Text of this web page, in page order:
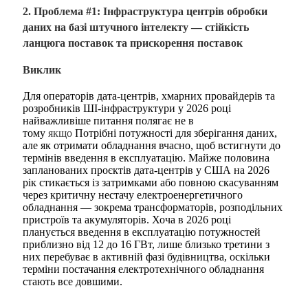
2. Проблема #1: Інфраструктура центрів обробки
даних на базі штучного інтелекту — стійкість
ланцюга поставок та прискорення поставок
Виклик
Для операторів дата-центрів, хмарних провайдерів та
розробників ШІ-інфраструктури у 2026 році
найважливіше питання полягає не в
томуякщо Потрібні потужності для зберігання даних,
але як отримати обладнання вчасно, щоб встигнути до
термінів введення в експлуатацію. Майже половина
запланованих проєктів дата-центрів у США на 2026
рік стикається із затримками або повною скасуванням
через критичну нестачу електроенергетичного
обладнання — зокрема трансформаторів, розподільних
пристроїв та акумуляторів. Хоча в 2026 році
планується введення в експлуатацію потужностей
приблизно від 12 до 16 ГВт, лише близько третини з
них перебуває в активній фазі будівництва, оскільки
терміни постачання електротехнічного обладнання
стають все довшими.